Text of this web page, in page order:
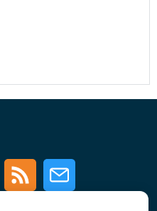
InstagramRSS Newsletter